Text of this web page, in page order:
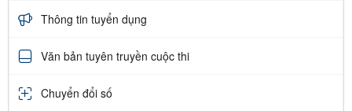
Thông tin tuyển dụng
Văn bản tuyên truyền cuộc thi
Chuyển đổi số